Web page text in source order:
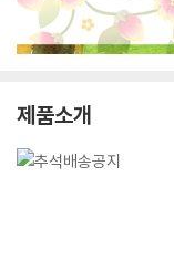
제품소개